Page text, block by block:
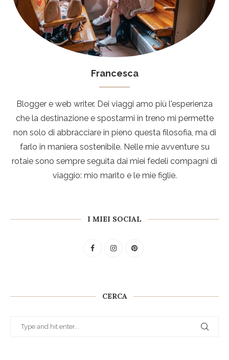
Francesca
Blogger e web writer. Dei viaggi amo più l'esperienza
che la destinazione e spostarmi in treno mi permette
non solo di abbracciare in pieno questa filosofia, ma di
farlo in maniera sostenibile. Nelle mie avventure su
rotaie sono sempre seguita dai miei fedeli compagni di
viaggio: mio marito e le mie figlie.
I MIEI SOCIAL
CERCA